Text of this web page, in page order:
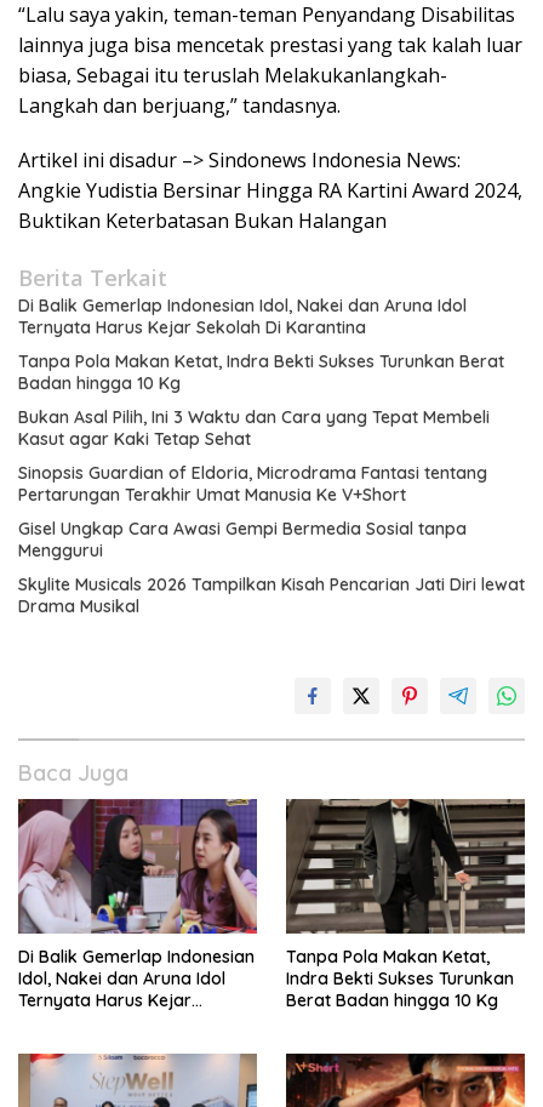
“Lalu saya yakin, teman-teman Penyandang Disabilitas
lainnya juga bisa mencetak prestasi yang tak kalah luar
biasa, Sebagai itu teruslah Melakukanlangkah-
Langkah dan berjuang,” tandasnya.
Artikel ini disadur –> Sindonews Indonesia News:
Angkie Yudistia Bersinar Hingga RA Kartini Award 2024,
Buktikan Keterbatasan Bukan Halangan
Berita Terkait
Di Balik Gemerlap Indonesian Idol, Nakei dan Aruna Idol
Ternyata Harus Kejar Sekolah Di Karantina
Tanpa Pola Makan Ketat, Indra Bekti Sukses Turunkan Berat
Badan hingga 10 Kg
Bukan Asal Pilih, Ini 3 Waktu dan Cara yang Tepat Membeli
Kasut agar Kaki Tetap Sehat
Sinopsis Guardian of Eldoria, Microdrama Fantasi tentang
Pertarungan Terakhir Umat Manusia Ke V+Short
Gisel Ungkap Cara Awasi Gempi Bermedia Sosial tanpa
Menggurui
Skylite Musicals 2026 Tampilkan Kisah Pencarian Jati Diri lewat
Drama Musikal
Baca Juga
Di Balik Gemerlap Indonesian
Idol, Nakei dan Aruna Idol
Ternyata Harus Kejar
Tanpa Pola Makan Ketat,
Indra Bekti Sukses Turunkan
Berat Badan hingga 10 Kg